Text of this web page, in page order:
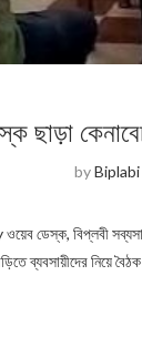
ছাড়া
by
বিপ্লবী সব্যসাচী
ব্যবসায়ীদের নিয়ে